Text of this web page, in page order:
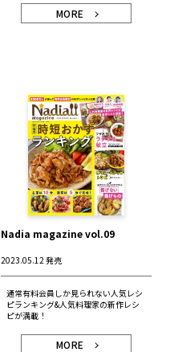
MORE
Nadia magazine vol.09
2023.05.12 発売
通常有料会員しか見られない人気レシ
ピランキング&人気料理家の新作レシ
ピが満載！
MORE